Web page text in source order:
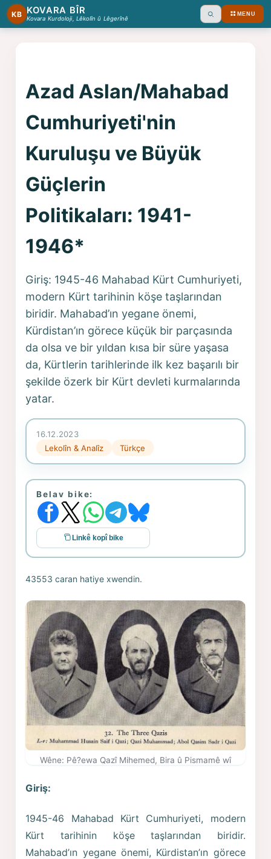
KB KOVARA BÎR
Kovara Kurdoloji, Lêkolîn û Lêgerînê Ara MENU
Azad Aslan/Mahabad
Cumhuriyeti'nin
Kuruluşu ve Büyük
Güçlerin
Politikaları: 1941-
1946*
Giriş: 1945-46 Mahabad Kürt Cumhuriyeti,
modern Kürt tarihinin köşe taşlarından
biridir. Mahabad’ın yegane önemi,
Kürdistan’ın görece küçük bir parçasında
da olsa ve bir yıldan kısa bir süre yaşasa
da, Kürtlerin tarihlerinde ilk kez başarılı bir
şekilde özerk bir Kürt devleti kurmalarında
yatar.
16.12.2023
Lekolîn & Analîz
Türkçe
Belav bike:
Linkê kopî bike
43553 caran hatiye xwendin.
Wêne: Pê?ewa Qazî Mihemed, Bira û Pismamê wî
Giriş:
1945-46 Mahabad Kürt Cumhuriyeti, modern
Kürt tarihinin köşe taşlarından biridir.
Mahabad’ın yegane önemi, Kürdistan’ın görece